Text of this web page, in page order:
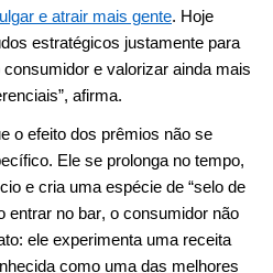
e atrair mais gente. Hoje
estratégicos justamente para
e valorizar ainda mais
afirma.
o efeito dos prêmios não se
Ele se prolonga no tempo,
e cria uma espécie de “selo de
entrar no bar, o consumidor não
ele experimenta uma receita
como uma das melhores